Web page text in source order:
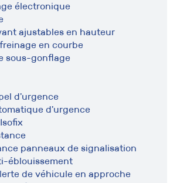
électronique
ajustables en hauteur
en courbe
sous-gonflage
d'urgence
d'urgence
panneaux de signalisation
éblouissement
de véhicule en approche